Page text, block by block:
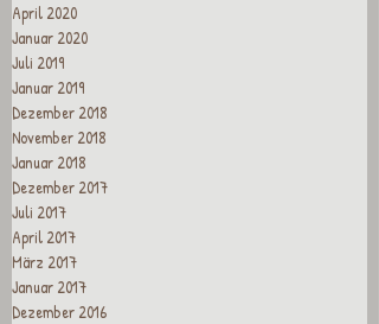
April 2020
Januar 2020
Juli 2019
Januar 2019
Dezember 2018
November 2018
Januar 2018
Dezember 2017
Juli 2017
April 2017
März 2017
Januar 2017
Dezember 2016